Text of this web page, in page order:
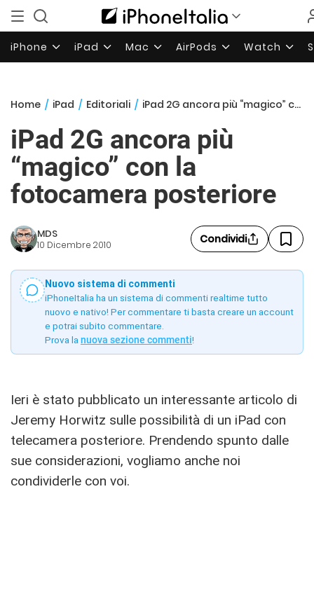
iPhone iPad Mac AirPods Watch
Home / iPad / Editoriali / iPad 2G ancora più “magico” con la fotocamera posteriore
iPad 2G ancora più
“magico” con la
fotocamera posteriore
MDS
10 Dicembre 2010 Condividi
Nuovo sistema di commenti
iPhoneItalia ha un sistema di commenti realtime tutto
nuovo e nativo! Per commentare ti basta creare un account
e potrai subito commentare.
Prova la nuova sezione commenti!
Ieri è stato pubblicato un interessante articolo di
Jeremy Horwitz sulle possibilità di un iPad con
telecamera posteriore. Prendendo spunto dalle
sue considerazioni, vogliamo anche noi
condividerle con voi.